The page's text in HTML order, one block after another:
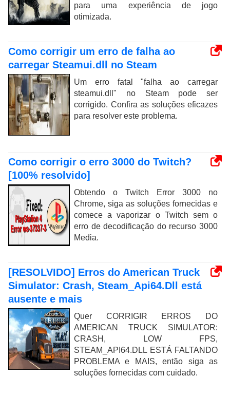
para uma experiência de jogo
otimizada.
Como corrigir um erro de falha ao
carregar Steamui.dll no Steam
Um erro fatal "falha ao carregar
steamui.dll" no Steam pode ser
corrigido. Confira as soluções eficazes
para resolver este problema.
Como corrigir o erro 3000 do Twitch?
[100% resolvido]
Obtendo o Twitch Error 3000 no
Chrome, siga as soluções fornecidas e
comece a vaporizar o Twitch sem o
erro de decodificação do recurso 3000
Media.
[RESOLVIDO] Erros do American Truck
Simulator: Crash, Steam_Api64.Dll está
ausente e mais
Quer CORRIGIR ERROS DO
AMERICAN TRUCK SIMULATOR:
CRASH, LOW FPS,
STEAM_API64.DLL ESTÁ FALTANDO
PROBLEMA e MAIS, então siga as
soluções fornecidas com cuidado.